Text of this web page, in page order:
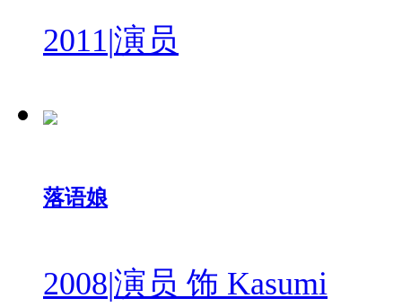
2011|演员
落语娘
2008|演员 饰 Kasumi